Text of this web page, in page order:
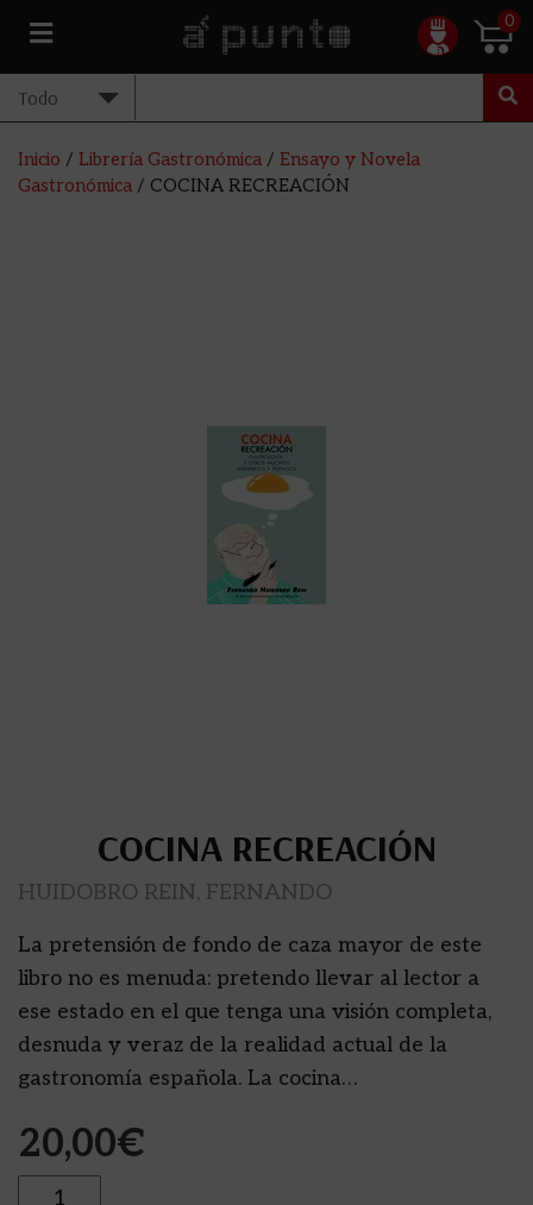
0
Inicio / Librería Gastronómica / Ensayo y Novela
Gastronómica / COCINA RECREACIÓN
COCINA RECREACIÓN
HUIDOBRO REIN, FERNANDO
La pretensión de fondo de caza mayor de este
libro no es menuda: pretendo llevar al lector a
ese estado en el que tenga una visión completa,
desnuda y veraz de la realidad actual de la
gastronomía española. La cocina…
20,00€
Cantidad